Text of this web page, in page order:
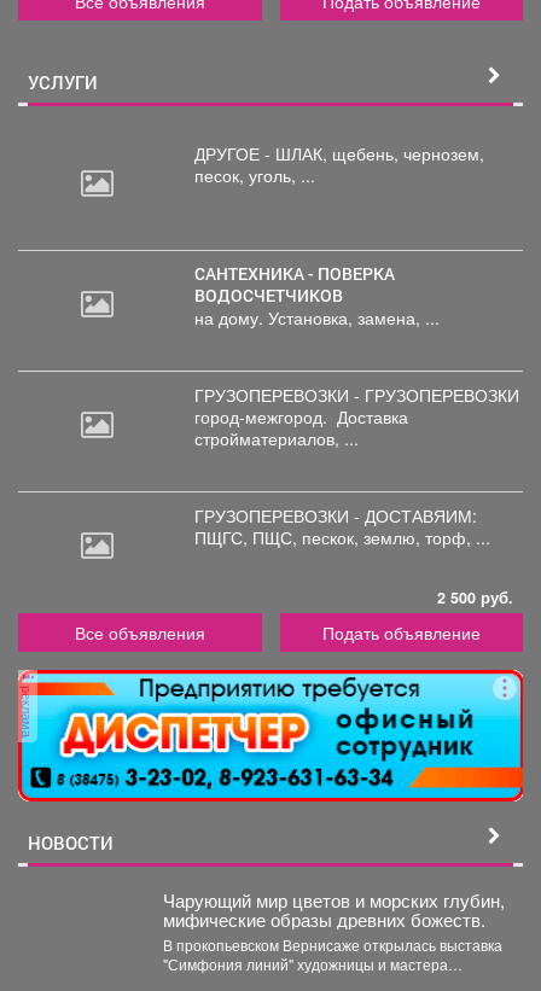
УСЛУГИ
ДРУГОЕ - ШЛАК, щебень, чернозем,
песок, уголь, ...
САНТЕХНИКА - ПОВЕРКА
ВОДОСЧЕТЧИКОВ
на дому. Установка, замена, ...
ГРУЗОПЕРЕВОЗКИ - ГРУЗОПЕРЕВОЗКИ
город-межгород. Доставка
стройматериалов, ...
ГРУЗОПЕРЕВОЗКИ - ДОСТАВЯИМ:
ПЩГС, ПЩС, пескок, землю, торф, ...
2 500 руб.
Все объявления Подать объявление
реклама
НОВОСТИ
Чарующий мир цветов и морских глубин,
мифические образы древних божеств.
В прокопьевском Вернисаже открылась выставка
"Симфония линий" художницы и мастера